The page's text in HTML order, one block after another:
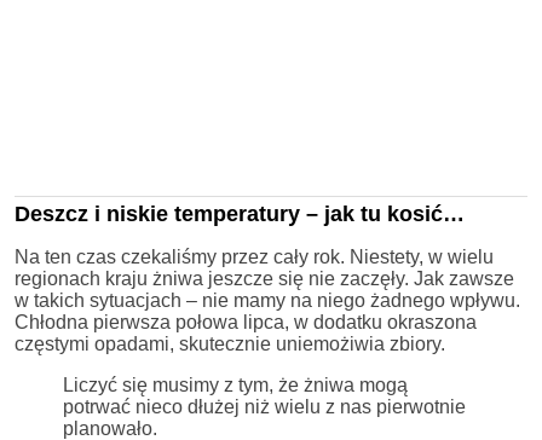
Deszcz i niskie temperatury – jak tu kosić…
Na ten czas czekaliśmy przez cały rok. Niestety, w wielu
regionach kraju żniwa jeszcze się nie zaczęły. Jak zawsze
w takich sytuacjach – nie mamy na niego żadnego wpływu.
Chłodna pierwsza połowa lipca, w dodatku okraszona
częstymi opadami, skutecznie uniemożiwia zbiory.
Liczyć się musimy z tym, że żniwa mogą
potrwać nieco dłużej niż wielu z nas pierwotnie
planowało.